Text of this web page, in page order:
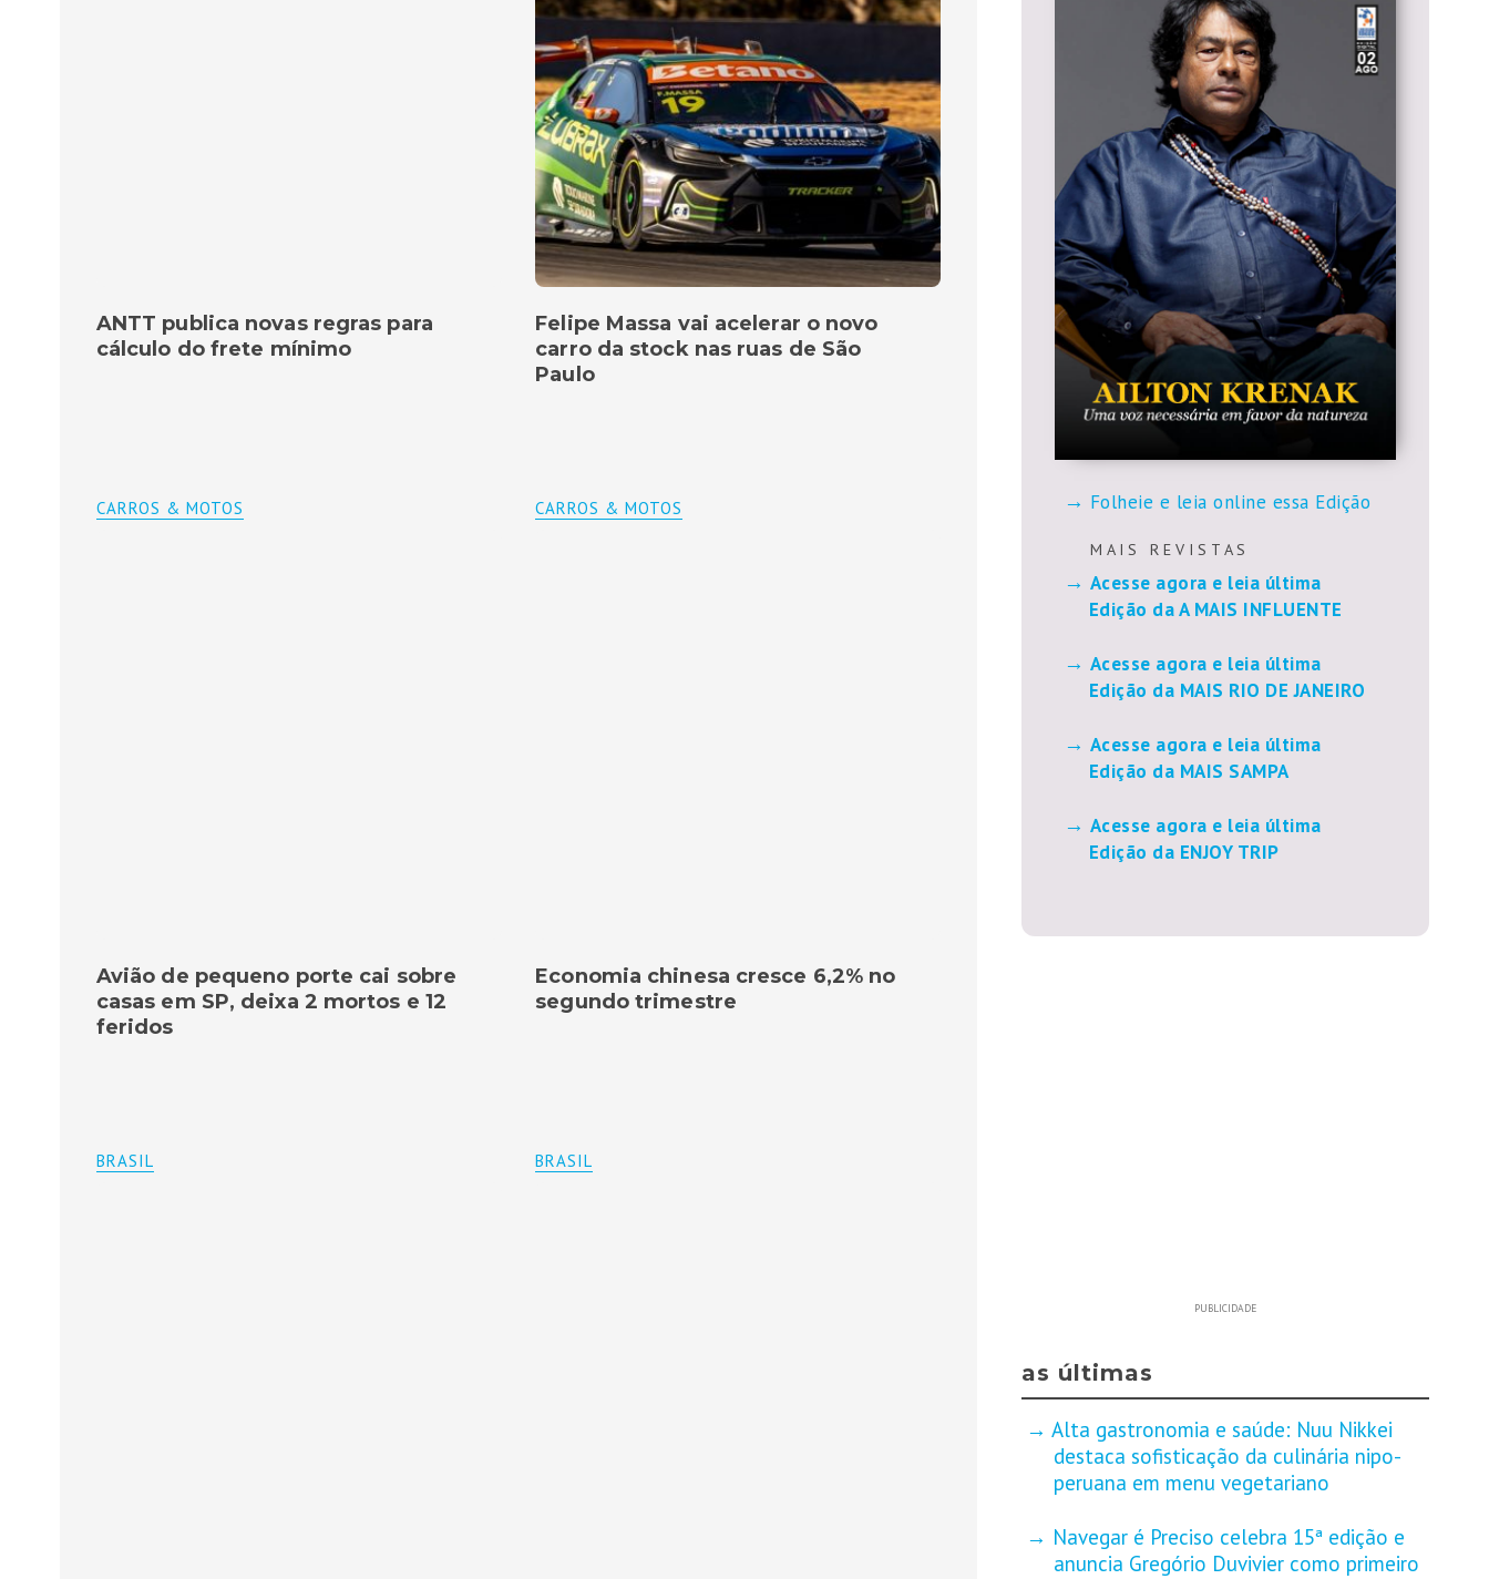
Felipe Massa vai acelerar o novo
carro da stock nas ruas de São
Paulo
ANTT publica novas regras para
cálculo do frete mínimo
CARROS & MOTOS
Economia chinesa cresce 6,2% no
segundo trimestre
CARROS & MOTOS
Avião de pequeno porte cai sobre
casas em SP, deixa 2 mortos e 12
feridos
BRASIL
BRASIL
Folheie e leia online essa Edição
M A I S R E V I S T A S
Acesse agora e leia última
Edição da A MAIS INFLUENTE
Acesse agora e leia última
Edição da MAIS RIO DE JANEIRO
Acesse agora e leia última
Edição da MAIS SAMPA
Acesse agora e leia última
Edição da ENJOY TRIP
PUBLICIDADE
as últimas
Alta gastronomia e saúde: Nuu Nikkei
destaca sofisticação da culinária nipo-
peruana em menu vegetariano
Navegar é Preciso celebra 15ª edição e
anuncia Gregório Duvivier como primeiro